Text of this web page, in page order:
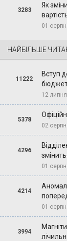
3283
Як
01
НАЙБІЛЬШЕ
11222
Вступ
12
5378
02
4296
01
4214
01
3994